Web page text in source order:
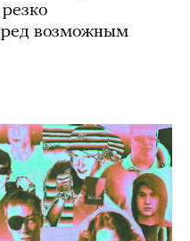
возможным